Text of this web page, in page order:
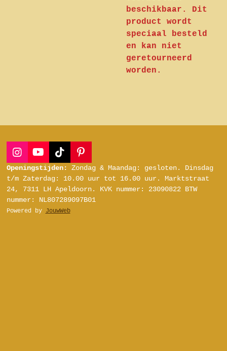
beschikbaar. Dit
product wordt
speciaal besteld
en kan niet
geretourneerd
worden.
I
n
s
a
g
r
Y
o
u
T
b
e
T
i
o
k
P
i
n
r
Openingstijden: Zondag & Maandag: gesloten.
Dinsdag
t/m Zaterdag: 10.00 uur tot 16.00 uur. Marktstraat
24, 7311 LH Apeldoorn.
KVK nummer: 23090822 BTW
nummer: NL807289097B01
Powered by JouwWeb